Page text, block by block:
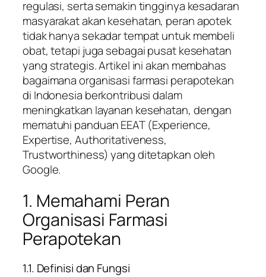
regulasi, serta semakin tingginya kesadaran
masyarakat akan kesehatan, peran apotek
tidak hanya sekadar tempat untuk membeli
obat, tetapi juga sebagai pusat kesehatan
yang strategis. Artikel ini akan membahas
bagaimana organisasi farmasi perapotekan
di Indonesia berkontribusi dalam
meningkatkan layanan kesehatan, dengan
mematuhi panduan EEAT (Experience,
Expertise, Authoritativeness,
Trustworthiness) yang ditetapkan oleh
Google.
1. Memahami Peran
Organisasi Farmasi
Perapotekan
1.1. Definisi dan Fungsi